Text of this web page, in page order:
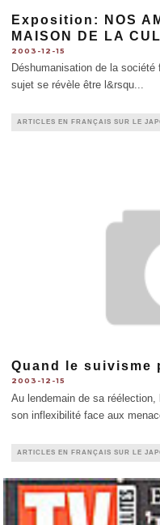
Exposition: NOS
MAISON DE LA
2003-12-15
Déshumanisation de la
sujet se révèle être l&rsqu...
ARTICLES EN FRANÇAIS SUR LE
Quand le suivisme
2003-12-15
Au lendemain de sa
son inflexibilité face aux
ARTICLES EN FRANÇAIS SUR LE